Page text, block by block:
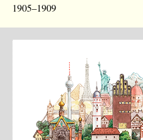
1905–1909